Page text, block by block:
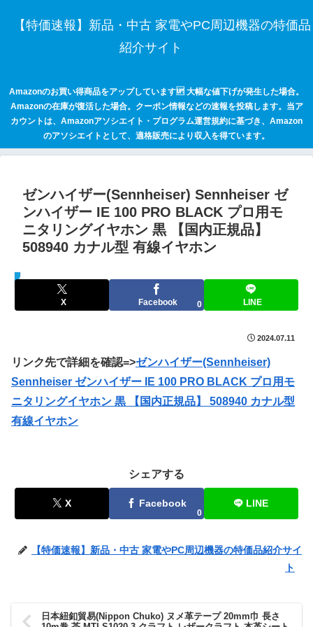
【特価速報】新品・中古 家電やPC周辺機器の特価品
紹介サイト
Amazonのお買い得商品をアップしています🆙 大幅な値下げが発生した場合。
Amazonの在庫が復活した場合。クーポン情報などの速報を投稿します。当ア
カウントは、Amazonアソシエイト・プログラム運営規約に基づき、Amazon
のアソシエイトとして、適格販売により収入を得ています。
ゼンハイザー(Sennheiser) Sennheiser ゼ
ンハイザー IE 100 PRO BLACK プロ用モ
ニタリングイヤホン 黒 【国内正規品】
508940 カナル型 有線イヤホン
セールハンター 激安情報まとめサイト
X Facebook 0 LINE
2024.07.11
リンク先で詳細を確認=>ゼンハイザー(Sennheiser)
Sennheiser ゼンハイザー IE 100 PRO BLACK プロ用モ
ニタリングイヤホン 黒 【国内正規品】 508940 カナル型
有線イヤホン
シェアする
X Facebook
0
LINE
【特価速報】新品・中古 家電やPC周辺機器の特価品紹介サイ
ト
日本紐釦貿易(Nippon Chuko) ヌメ革テープ 20mm巾 長さ